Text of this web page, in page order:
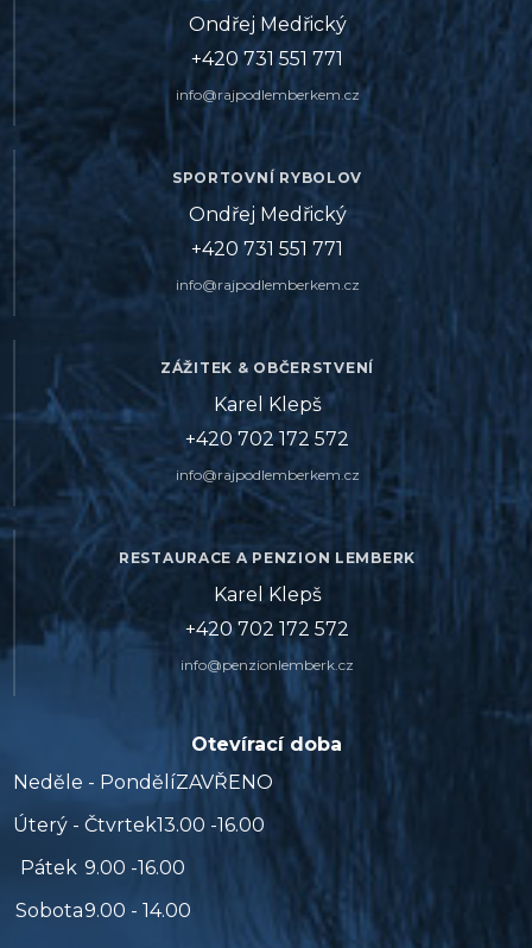
Ondřej Medřický
+420 731 551 771
info@rajpodlemberkem.cz
SPORTOVNÍ RYBOLOV
Ondřej Medřický
+420 731 551 771
info@rajpodlemberkem.cz
ZÁŽITEK & OBČERSTVENÍ
Karel Klepš
+420 702 172 572
info@rajpodlemberkem.cz
RESTAURACE A PENZION LEMBERK
Karel Klepš
+420 702 172 572
info@penzionlemberk.cz
Otevírací doba
Neděle - PondělíZAVŘENO
Úterý - Čtvrtek13.00 -16.00
Pátek 9.00 -16.00
Sobota9.00 - 14.00